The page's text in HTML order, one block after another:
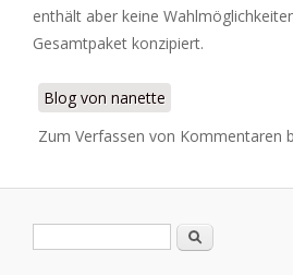
enthält aber keine
Gesamtpaket konzipiert.
Blog von nanette
Zum Verfassen von Kommentaren
Suche